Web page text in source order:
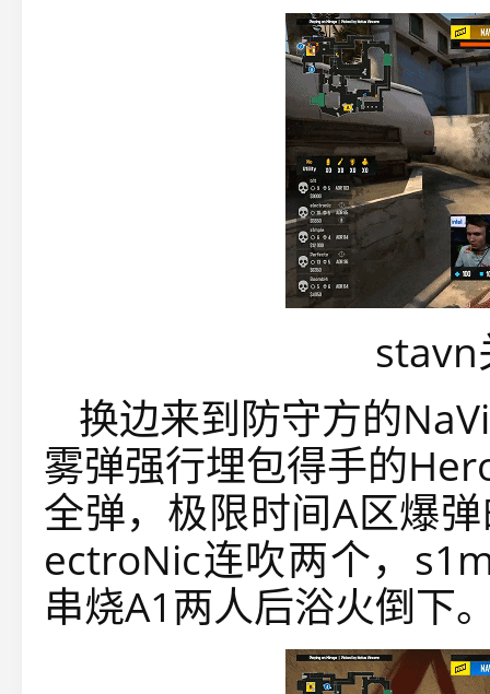
stavn
换边来到防守方的
雾弹强行埋包得手的
全弹，极限时间A区爆
ectroNic连吹两个，
串烧A1两人后浴火倒下